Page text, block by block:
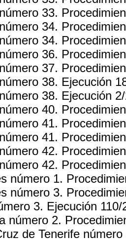
33.
34.
34.
36.
37.
38. Ejecución
38. Ejecución
40.
41.
41.
42.
42.
número 1.
número 3.
3. Ejecución 110/
número 2.
de Tenerife